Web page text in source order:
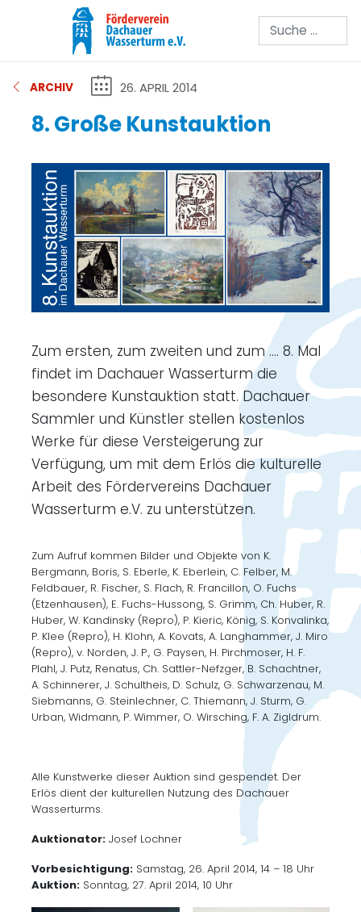
Suchen
ARCHIV 26. APRIL 2014
8. Große Kunstauktion
Zum ersten, zum zweiten und zum .... 8. Mal
findet im Dachauer Wasserturm die
besondere Kunstauktion statt. Dachauer
Sammler und Künstler stellen kostenlos
Werke für diese Versteigerung zur
Verfügung, um mit dem Erlös die kulturelle
Arbeit des Fördervereins Dachauer
Wasserturm e.V. zu unterstützen.
Zum Aufruf kommen Bilder und Objekte von K.
Bergmann, Boris, S. Eberle, K. Eberlein, C. Felber, M.
Feldbauer, R. Fischer, S. Flach, R. Francillon, O. Fuchs
(Etzenhausen), E. Fuchs-Hussong, S. Grimm, Ch. Huber, R.
Huber, W. Kandinsky (Repro), P. Kieric, König, S. Konvalinka,
P. Klee (Repro), H. Klohn, A. Kovats, A. Langhammer, J. Miro
(Repro), v. Norden, J. P., G. Paysen, H. Pirchmoser, H. F.
Plahl, J. Putz, Renatus, Ch. Sattler-Nefzger, B. Schachtner,
A. Schinnerer, J. Schultheis, D. Schulz, G. Schwarzenau, M.
Siebmanns, G. Steinlechner, C. Thiemann, J. Sturm, G.
Urban, Widmann, P. Wimmer, O. Wirsching, F. A. Zigldrum.
Alle Kunstwerke dieser Auktion sind gespendet. Der
Erlös dient der kulturellen Nutzung des Dachauer
Wasserturms.
Auktionator: Josef Lochner
Vorbesichtigung: Samstag, 26. April 2014, 14 – 18 Uhr
Auktion: Sonntag, 27. April 2014, 10 Uhr